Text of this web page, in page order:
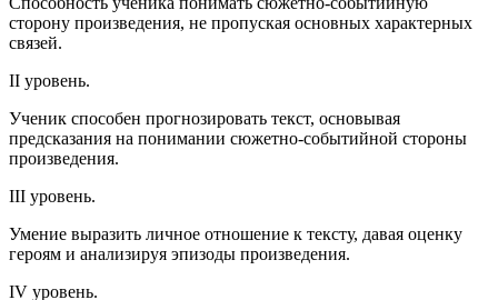
сторону произведения, не пропуская основных характерных
связей.
II уровень.
Ученик способен прогнозировать текст, основывая
предсказания на понимании сюжетно-событийной стороны
произведения.
III уровень.
Умение выразить личное отношение к тексту, давая оценку
героям и анализируя эпизоды произведения.
IV уровень.